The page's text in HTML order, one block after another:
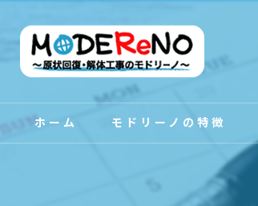
ホーム モドリーノの特徴